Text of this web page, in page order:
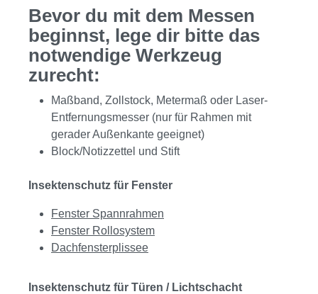
Bevor du mit dem Messen
beginnst, lege dir bitte das
notwendige Werkzeug
zurecht:
Maßband, Zollstock, Metermaß oder Laser-
Entfernungsmesser (nur für Rahmen mit
gerader Außenkante geeignet)
Block/Notizzettel und Stift
Insektenschutz für Fenster
Fenster Spannrahmen
Fenster Rollosystem
Dachfensterplissee
Insektenschutz für Türen / Lichtschacht